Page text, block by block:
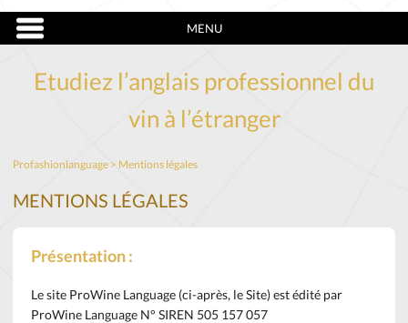
MENU
Etudiez l’anglais professionnel du
vin à l’étranger
Profashionlanguage > Mentions légales
MENTIONS LÉGALES
Présentation :
Le site ProWine Language (ci-après, le Site) est édité par
ProWine Language N° SIREN 505 157 057